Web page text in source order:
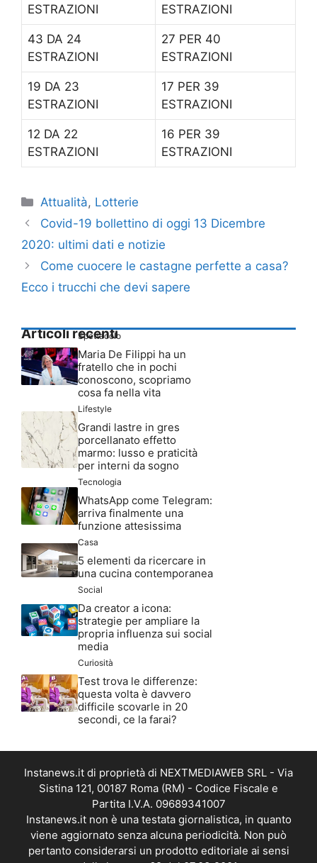
ESTRAZIONI
ESTRAZIONI
43 DA 24
ESTRAZIONI
27 PER 40
ESTRAZIONI
19 DA 23
ESTRAZIONI
17 PER 39
ESTRAZIONI
12 DA 22
ESTRAZIONI
16 PER 39
ESTRAZIONI
Categorie
Attualità, Lotterie
Covid-19 bollettino di oggi 13 Dicembre
2020: ultimi dati e notizie
Come cuocere le castagne perfette a casa?
Ecco i trucchi che devi sapere
Articoli recenti
Spettacolo
Maria De Filippi ha un
fratello che in pochi
conoscono, scopriamo
cosa fa nella vita
Lifestyle
Grandi lastre in gres
porcellanato effetto
marmo: lusso e praticità
per interni da sogno
Tecnologia
WhatsApp come Telegram:
arriva finalmente una
funzione attesissima
Casa
5 elementi da ricercare in
una cucina contemporanea
Social
Da creator a icona:
strategie per ampliare la
propria influenza sui social
media
Curiosità
Test trova le differenze:
questa volta è davvero
difficile scovarle in 20
secondi, ce la farai?
Instanews.it di proprietà di NEXTMEDIAWEB SRL - Via
Sistina 121, 00187 Roma (RM) - Codice Fiscale e
Partita I.V.A. 09689341007
Instanews.it non è una testata giornalistica, in quanto
viene aggiornato senza alcuna periodicità. Non può
pertanto considerarsi un prodotto editoriale ai sensi